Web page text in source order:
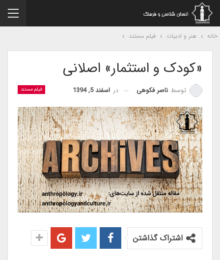
هنر و ادبیات فیلم مستند
«کودک و استثمار» اصلانی
فیلم مستند توسطناصر فکوهی دراسفند 5, 1394
اشتراک گذاشتن